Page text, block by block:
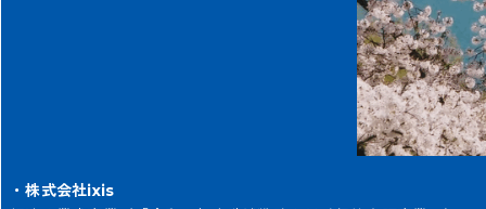
・株式会社ixis